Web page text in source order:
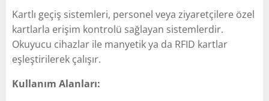
Kartlı geçiş sistemleri, personel veya ziyaretçilere özel
kartlarla erişim kontrolü sağlayan sistemlerdir.
Okuyucu cihazlar ile manyetik ya da RFID kartlar
eşleştirilerek çalışır.
Kullanım Alanları: